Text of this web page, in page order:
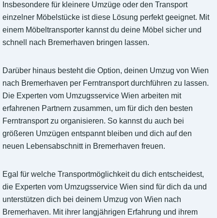
Insbesondere für kleinere Umzüge oder den Transport
einzelner Möbelstücke ist diese Lösung perfekt geeignet. Mit
einem Möbeltransporter kannst du deine Möbel sicher und
schnell nach Bremerhaven bringen lassen.
Darüber hinaus besteht die Option, deinen Umzug von Wien
nach Bremerhaven per Ferntransport durchführen zu lassen.
Die Experten vom Umzugsservice Wien arbeiten mit
erfahrenen Partnern zusammen, um für dich den besten
Ferntransport zu organisieren. So kannst du auch bei
größeren Umzügen entspannt bleiben und dich auf den
neuen Lebensabschnitt in Bremerhaven freuen.
Egal für welche Transportmöglichkeit du dich entscheidest,
die Experten vom Umzugsservice Wien sind für dich da und
unterstützen dich bei deinem Umzug von Wien nach
Bremerhaven. Mit ihrer langjährigen Erfahrung und ihrem